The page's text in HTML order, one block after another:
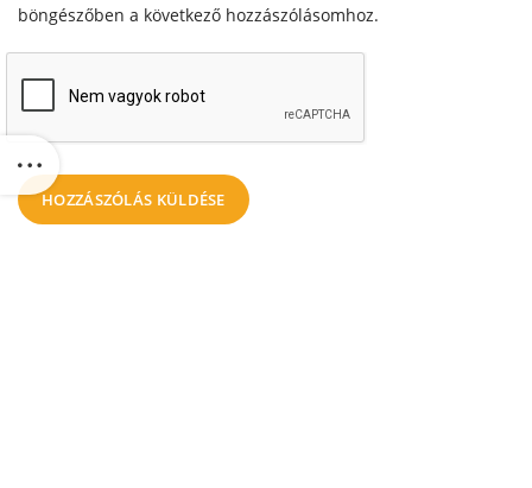
böngészőben a következő hozzászólásomhoz.